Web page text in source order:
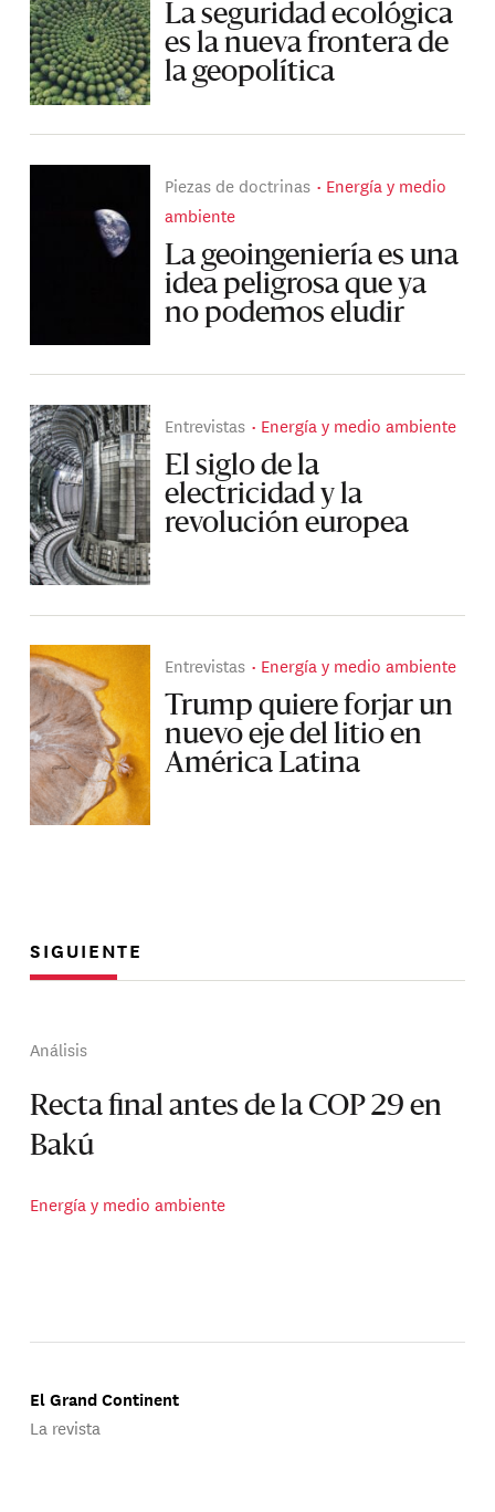
La seguridad ecológica
es la nueva frontera de
la geopolítica
Piezas de doctrinas
Energía y medio
ambiente
La geoingeniería es una
idea peligrosa que ya
no podemos eludir
Entrevistas Energía y medio ambiente
El siglo de la
electricidad y la
revolución europea
Entrevistas Energía y medio ambiente
Trump quiere forjar un
nuevo eje del litio en
América Latina
SIGUIENTE
Análisis
Recta final antes de la COP 29 en
Bakú
Energía y medio ambiente
El Grand Continent
La revista